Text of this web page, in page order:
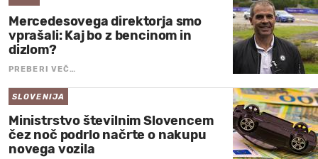
Mercedesovega direktorja smo
vprašali: Kaj bo z bencinom in
dizlom?
PREBERI VEČ…
SLOVENIJA
Ministrstvo številnim Slovencem
čez noč podrlo načrte o nakupu
novega vozila